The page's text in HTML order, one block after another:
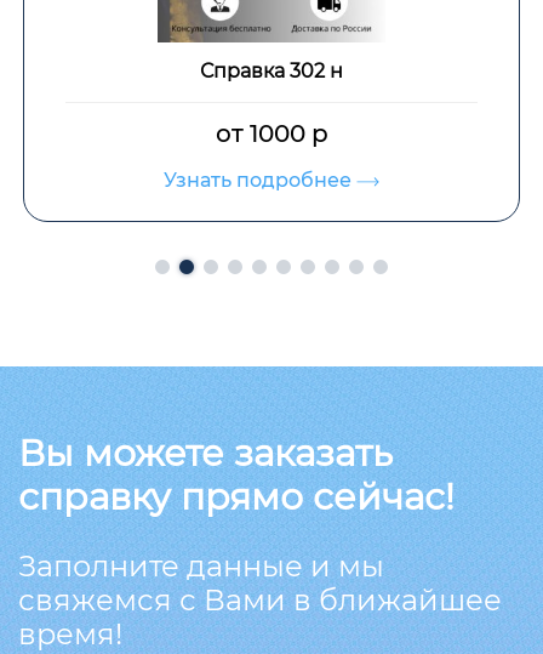
Справка 302 н
от 1000 р
Узнать подробнее
Вы можете заказать
справку прямо сейчас!
Заполните данные и мы
свяжемся с Вами в ближайшее
время!